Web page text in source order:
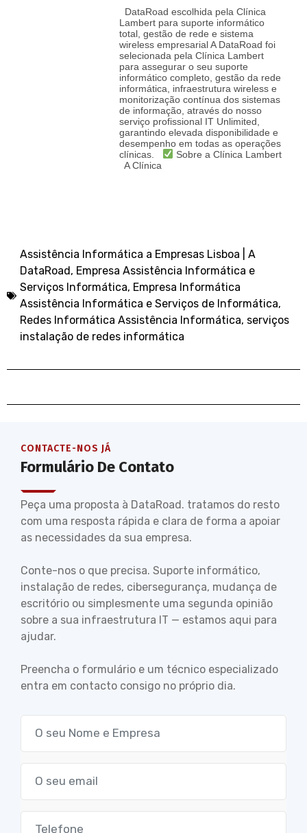
DataRoad escolhida pela Clínica
Lambert para suporte informático
total, gestão de rede e sistema
wireless empresarial A DataRoad foi
selecionada pela Clínica Lambert
para assegurar o seu suporte
informático completo, gestão da rede
informática, infraestrutura wireless e
monitorização contínua dos sistemas
de informação, através do nosso
serviço profissional IT Unlimited,
garantindo elevada disponibilidade e
desempenho em todas as operações
clínicas.
Sobre a Clínica Lambert
A Clínica
Assistência Informática a Empresas Lisboa | A
DataRoad, Empresa Assistência Informática e
Serviços Informática, Empresa Informática
Assistência Informática e Serviços de Informática,
Redes Informática Assistência Informática, serviços
instalação de redes informática
CONTACTE-NOS JÁ
Formulário De Contato
Peça uma proposta à DataRoad. tratamos do resto
com uma resposta rápida e clara de forma a apoiar
as necessidades da sua empresa.
Conte-nos o que precisa. Suporte informático,
instalação de redes, cibersegurança, mudança de
escritório ou simplesmente uma segunda opinião
sobre a sua infraestrutura IT — estamos aqui para
ajudar.
Preencha o formulário e um técnico especializado
entra em contacto consigo no próprio dia.